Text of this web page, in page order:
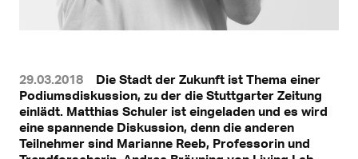
29.03.2018
Die Stadt der Zukunft ist Thema einer
Podiumsdiskussion, zu der die Stuttgarter Zeitung
einlädt. Matthias Schuler ist eingeladen und es wird
eine spannende Diskussion, denn die anderen
Teilnehmer sind Marianne Reeb, Professorin und